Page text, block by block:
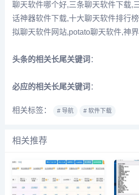
聊天软件哪个好,三条聊天软件下载,
话神器软件下载,十大聊天软件排行
拟聊天软件网站,potato聊天软件,神
头条的相关长尾关键词 ：
必应的相关长尾关键词 ：
相关标签： # 导航 # 软件下载
相关推荐